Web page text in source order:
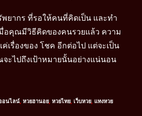
พยากร ที่รอให้คนที่คิดเป็น และทำ
มื่อคุณมีวิธีคิดของคนรวยแล้ว ความ
ค่เรื่องของ โชค อีกต่อไป แต่จะเป็น
จะไปถึงเป้าหมายนั้นอย่างแน่นอน
อนไลน์, หวยฮานอย, หวยไทย, เว็บหวย, แทงหวย